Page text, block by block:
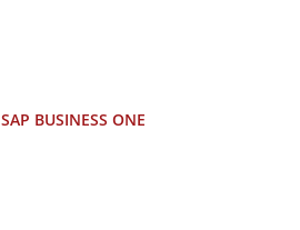
SAP BUSINESS ONE